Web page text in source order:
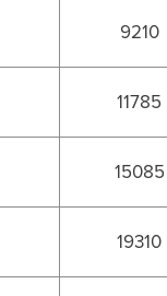
9210
11785
15085
19310